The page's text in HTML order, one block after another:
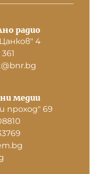
радио
4
медии
проход" 69